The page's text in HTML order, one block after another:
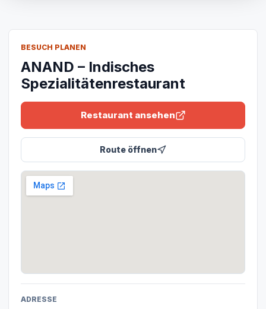
BESUCH PLANEN
ANAND – Indisches
Spezialitätenrestaurant
Restaurant ansehen
Route öffnen
ADRESSE